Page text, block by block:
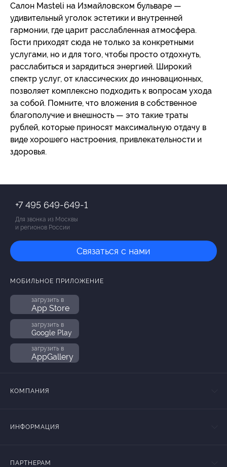
Салон Masteli на Измайловском бульваре —
удивительный уголок эстетики и внутренней
гармонии, где царит расслабленная атмосфера.
Гости приходят сюда не только за конкретными
услугами, но и для того, чтобы просто отдохнуть,
расслабиться и зарядиться энергией. Широкий
спектр услуг, от классических до инновационных,
позволяет комплексно подходить к вопросам ухода
за собой. Помните, что вложения в собственное
благополучие и внешность — это такие траты
рублей, которые приносят максимальную отдачу в
виде хорошего настроения, привлекательности и
здоровья.
+7 495 649-649-1
Для звонка из Москвы
и регионов России
Связаться с нами
МОБИЛЬНОЕ ПРИЛОЖЕНИЕ
загрузить в
App Store
загрузить в
Google Play
загрузить в
AppGallery
КОМПАНИЯ
ИНФОРМАЦИЯ
ПАРТНЕРАМ